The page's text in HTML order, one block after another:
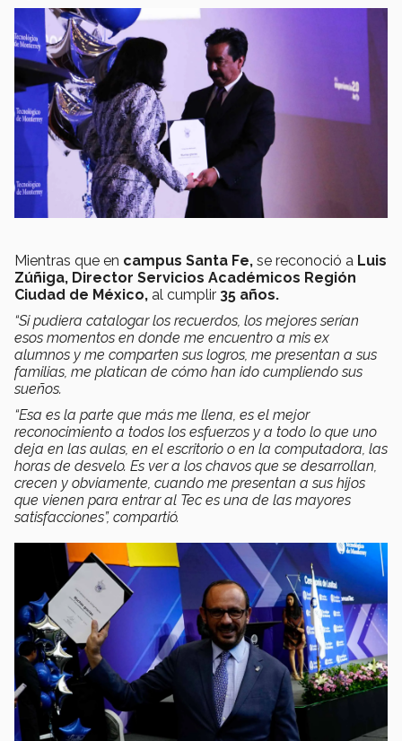
Mientras que en campus Santa Fe, se reconoció a Luis
Zúñiga, Director Servicios Académicos Región
Ciudad de México, al cumplir 35 años.
“Si pudiera catalogar los recuerdos, los mejores serían
esos momentos en donde me encuentro a mis ex
alumnos y me comparten sus logros, me presentan a sus
familias, me platican de cómo han ido cumpliendo sus
sueños.
“Esa es la parte que más me llena, es el mejor
reconocimiento a todos los esfuerzos y a todo lo que uno
deja en las aulas, en el escritorio o en la computadora, las
horas de desvelo. Es ver a los chavos que se desarrollan,
crecen y obviamente, cuando me presentan a sus hijos
que vienen para entrar al Tec es una de las mayores
satisfacciones”, compartió.